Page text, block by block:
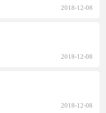
2018-12-08
2018-12-08
2018-12-08